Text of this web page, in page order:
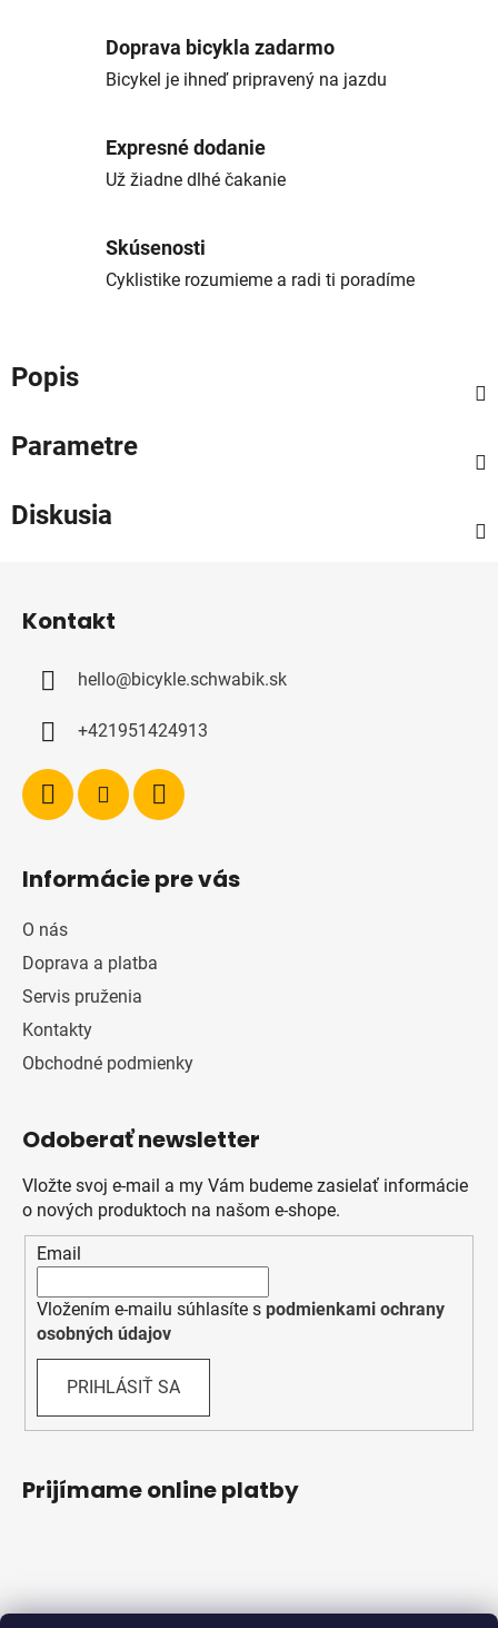
Doprava bicykla zadarmo
Bicykel je ihneď pripravený na jazdu
Expresné dodanie
Už žiadne dlhé čakanie
Skúsenosti
Cyklistike rozumieme a radi ti poradíme
Popis
Parametre
Diskusia
Kontakt
hello@bicykle.schwabik.sk
+421951424913
Informácie pre vás
O nás
Doprava a platba
Servis pruženia
Kontakty
Obchodné podmienky
Odoberať newsletter
Vložte svoj e-mail a my Vám budeme zasielať informácie
o nových produktoch na našom e-shope.
Email
Vložením e-mailu súhlasíte s podmienkami ochrany
osobných údajov
PRIHLÁSIŤ SA
Prijímame online platby